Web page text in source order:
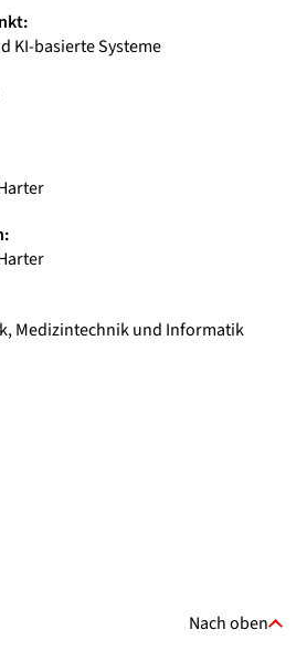
KI-basierte Systeme
Medizintechnik und Informatik
Nach oben